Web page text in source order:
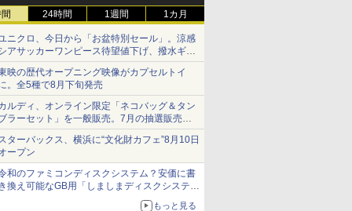
24時間 1週間 1カ月
ニクロ、今日から「お盆特別セール」。涼感
アサッカーワンピース待望値下げ、撥水ギア
ョーツは1990円に
映の歴代オープニング映像がカプセルトイ
。全5種で8月下旬発売
ルディ、オンライン限定「ネコバッグ＆タン
ラーセット」を一般販売。7月の抽選販売の
選無効分
ターバックス、横浜に“文化財カフェ”8月10日
ープン
和のファミコンディスクシステム？安価に書
換え可能なGB用「しましまディスクシステ
もっと見る